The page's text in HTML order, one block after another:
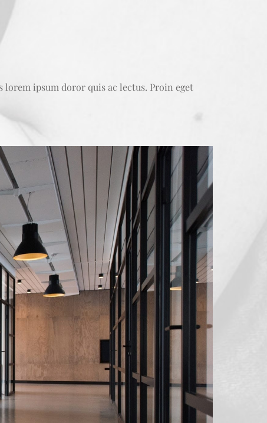
ipsum doror quis ac lectus. Proin eget